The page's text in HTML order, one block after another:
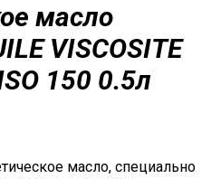
масло
VISCOSITE
150 0.5л
масло, специально